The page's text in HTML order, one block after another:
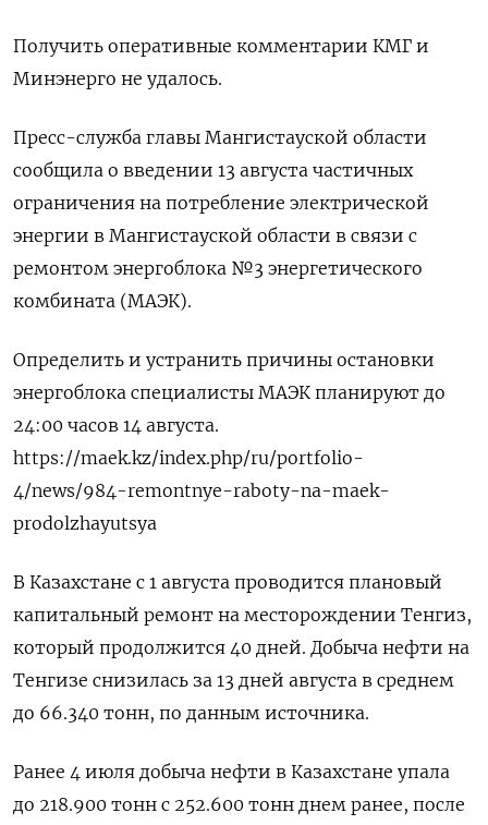
Получить оперативные комментарии КМГ и
Минэнерго не удалось.
Пресс-служба главы Мангистауской области
сообщила о введении 13 августа частичных
ограничения на потребление электрической
энергии в Мангистауской области в связи с
ремонтом энергоблока №3 энергетического
комбината (МАЭК).
Определить и устранить причины остановки
энергоблока специалисты МАЭК планируют до
24:00 часов 14 августа.
https://maek.kz/index.php/ru/portfolio-
4/news/984-remontnye-raboty-na-maek-
prodolzhayutsya
В Казахстане с 1 августа проводится плановый
капитальный ремонт на месторождении Тенгиз,
который продолжится 40 дней. Добыча нефти на
Тенгизе снизилась за 13 дней августа в среднем
до 66.340 тонн, по данным источника.
Ранее 4 июля добыча нефти в Казахстане упала
до 218.900 тонн с 252.600 тонн днем ранее, после